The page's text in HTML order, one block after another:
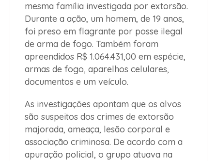
mesma família investigada por extorsão.
Durante a ação, um homem, de 19 anos,
foi preso em flagrante por posse ilegal
de arma de fogo. Também foram
apreendidos R$ 1.064.431,00 em espécie,
armas de fogo, aparelhos celulares,
documentos e um veículo.
As investigações apontam que os alvos
são suspeitos dos crimes de extorsão
majorada, ameaça, lesão corporal e
associação criminosa. De acordo com a
apuração policial, o grupo atuava na